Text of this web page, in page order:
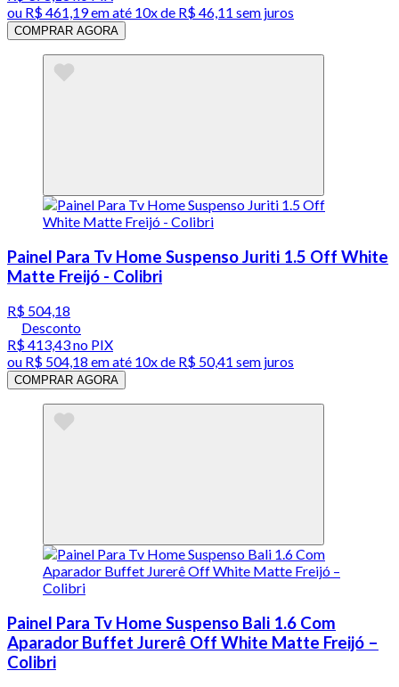
ou R$ 461,19em até 10x de R$ 46,11 sem juros
COMPRAR AGORA
Painel Para Tv Home Suspenso Juriti 1.5 Off White
Matte Freijó - Colibri
R$ 504,18
Desconto
R$ 413,43no PIX
ou R$ 504,18 em até 10x de R$ 50,41 sem juros
COMPRAR AGORA
Painel Para Tv Home Suspenso Bali 1.6 Com
Aparador Buffet Jurerê Off White Matte Freijó –
Colibri